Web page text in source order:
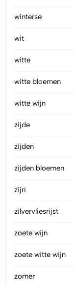
winterse
wit
witte
witte bloemen
witte wijn
zijde
zijden
zijden bloemen
zijn
zilvervliesrijst
zoete wijn
zoete witte wijn
zomer